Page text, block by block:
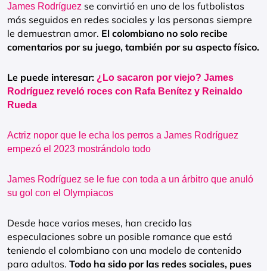
James Rodríguez se convirtió en uno de los futbolistas
más seguidos en redes sociales y las personas siempre
le demuestran amor. El colombiano no solo recibe
comentarios por su juego, también por su aspecto físico.
Le puede interesar: ¿Lo sacaron por viejo? James
Rodríguez reveló roces con Rafa Benítez y Reinaldo
Rueda
Actriz nopor que le echa los perros a James Rodríguez
empezó el 2023 mostrándolo todo
James Rodríguez se le fue con toda a un árbitro que anuló
su gol con el Olympiacos
Desde hace varios meses, han crecido las
especulaciones sobre un posible romance que está
teniendo el colombiano con una modelo de contenido
para adultos. Todo ha sido por las redes sociales, pues